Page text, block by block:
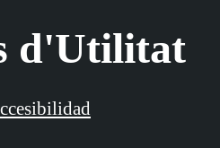
d'Utilitat